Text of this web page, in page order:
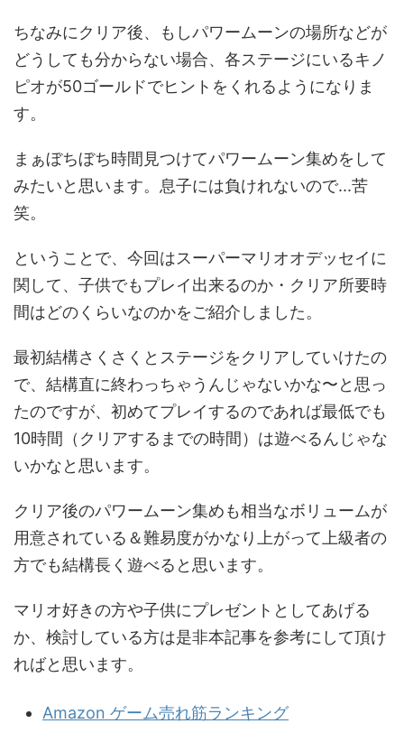
ちなみにクリア後、もしパワームーンの場所などが
どうしても分からない場合、各ステージにいるキノ
ピオが50ゴールドでヒントをくれるようになりま
す。
まぁぼちぼち時間見つけてパワームーン集めをして
みたいと思います。息子には負けれないので...苦
笑。
ということで、今回はスーパーマリオオデッセイに
関して、子供でもプレイ出来るのか・クリア所要時
間はどのくらいなのかをご紹介しました。
最初結構さくさくとステージをクリアしていけたの
で、結構直に終わっちゃうんじゃないかな〜と思っ
たのですが、初めてプレイするのであれば最低でも
10時間（クリアするまでの時間）は遊べるんじゃな
いかなと思います。
クリア後のパワームーン集めも相当なボリュームが
用意されている＆難易度がかなり上がって上級者の
方でも結構長く遊べると思います。
マリオ好きの方や子供にプレゼントとしてあげる
か、検討している方は是非本記事を参考にして頂け
ればと思います。
Amazon ゲーム売れ筋ランキング